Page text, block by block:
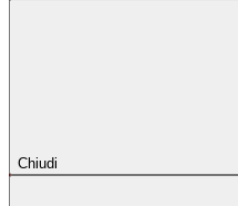
Chiudi